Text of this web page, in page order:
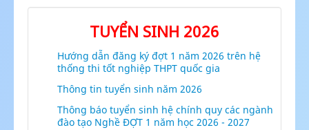
TUYỂN SINH 2026
Hướng dẫn đăng ký đợt 1 năm 2026 trên hệ
thống thi tốt nghiệp THPT quốc gia
Thông tin tuyển sinh năm 2026
Thông báo tuyển sinh hệ chính quy các ngành
đào tạo Nghề ĐỢT 1 năm học 2026 - 2027